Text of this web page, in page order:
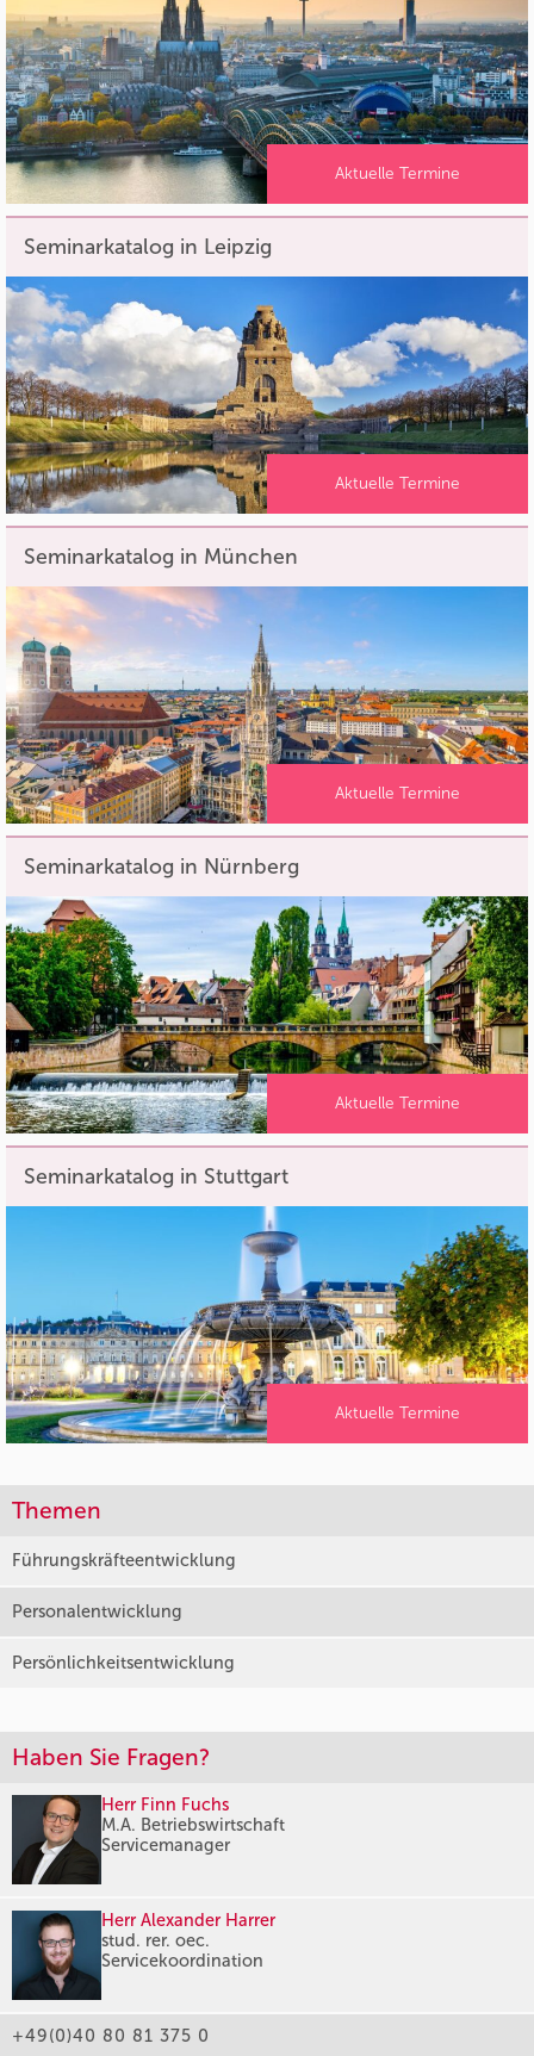
Aktuelle Termine
Seminarkatalog in Leipzig
Aktuelle Termine
Seminarkatalog in München
Aktuelle Termine
Seminarkatalog in Nürnberg
Aktuelle Termine
Seminarkatalog in Stuttgart
Aktuelle Termine
Themen
Führungskräfteentwicklung
Personalentwicklung
Persönlichkeitsentwicklung
Haben Sie Fragen?
Herr Finn Fuchs
M.A. Betriebswirtschaft
Servicemanager
Herr Alexander Harrer
stud. rer. oec.
Servicekoordination
+49(0)40 80 81 375 0